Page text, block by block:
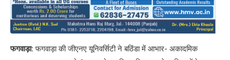
फगवाड़ा:फगवाड़ा की जीएनए यूनिवर्सिटी ने बठिंडा में आभार- अकादमिक